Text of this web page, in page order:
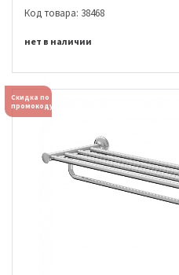
Код товара: 38468
нет в наличии
Скидка по
промокоду